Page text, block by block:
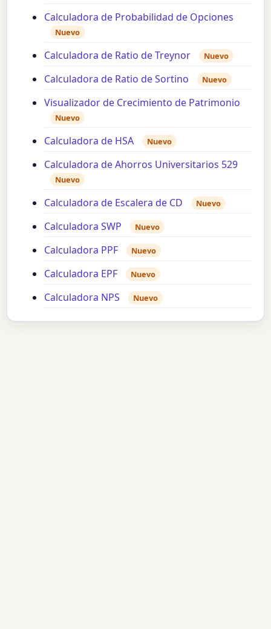
Calculadora de Probabilidad de Opciones
Nuevo
Calculadora de Ratio de Treynor Nuevo
Calculadora de Ratio de Sortino Nuevo
Visualizador de Crecimiento de Patrimonio
Nuevo
Calculadora de HSA Nuevo
Calculadora de Ahorros Universitarios 529
Nuevo
Calculadora de Escalera de CD Nuevo
Calculadora SWP Nuevo
Calculadora PPF Nuevo
Calculadora EPF Nuevo
Calculadora NPS Nuevo